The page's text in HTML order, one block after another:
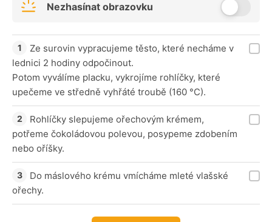
Nezhasínat obrazovku
Ze surovin vypracujeme těsto, které necháme v
lednici 2 hodiny odpočinout.
Potom vyválíme placku, vykrojíme rohlíčky, které
upečeme ve středně vyhřáté troubě (160 °C).
Rohlíčky slepujeme ořechovým krémem,
potřeme čokoládovou polevou, posypeme zdobením
nebo oříšky.
Do máslového krému vmícháme mleté vlašské
ořechy.